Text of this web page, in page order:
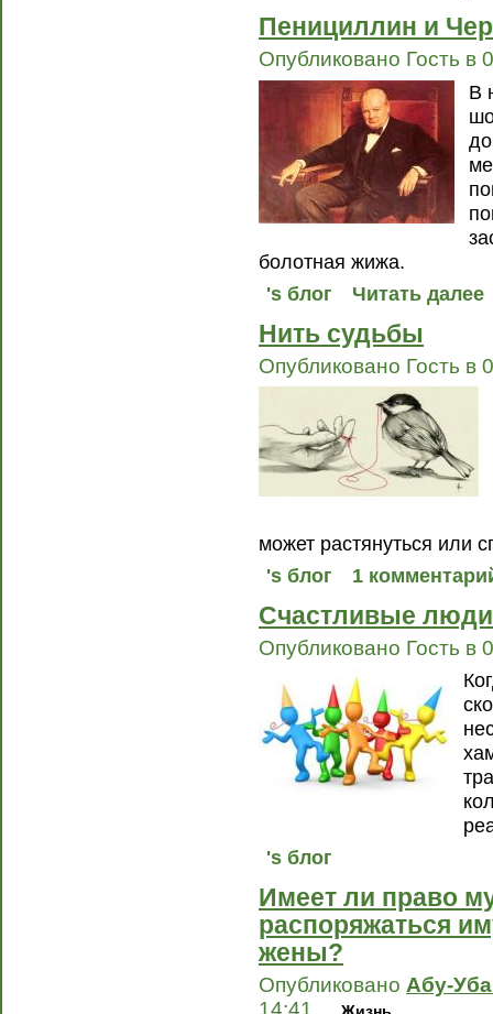
Пенициллин и
Опубликовано Гость в
В
болотная жижа.
's блог
Читать далее
Нить судьбы
Опубликовано Гость в
может растянуться или
's блог
1
Счастливые люди
Опубликовано Гость в
's блог
Имеет ли право
распоряжаться
жены?
Опубликовано Абу-
14:41